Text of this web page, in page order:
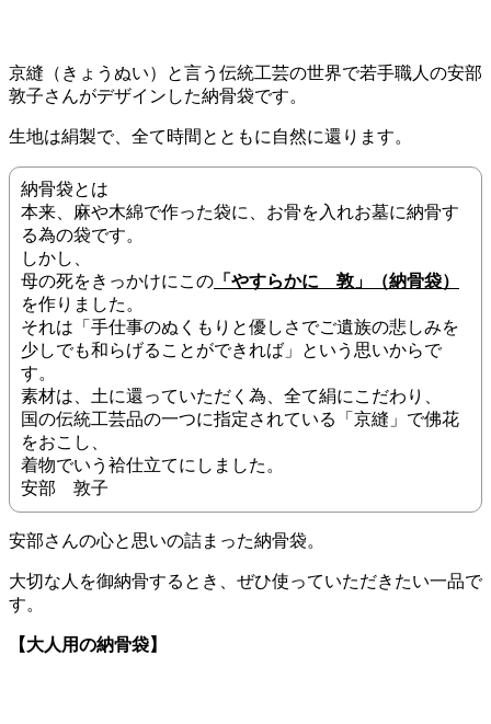
京縫（きょうぬい）と言う伝統工芸の世界で若手職人の安部
敦子さんがデザインした納骨袋です。
生地は絹製で、全て時間とともに自然に還ります。
納骨袋とは
本来、麻や木綿で作った袋に、お骨を入れお墓に納骨す
る為の袋です。
しかし、
母の死をきっかけにこの 「やすらかに 敦」（納骨袋）
を作りました。
それは「手仕事のぬくもりと優しさでご遺族の悲しみを
少しでも和らげることができれば」という思いからで
す。
素材は、土に還っていただく為、全て絹にこだわり、
国の伝統工芸品の一つに指定されている「京縫」で佛花
をおこし、
着物でいう袷仕立てにしました。
安部 敦子
安部さんの心と思いの詰まった納骨袋。
大切な人を御納骨するとき、ぜひ使っていただきたい一品で
す。
【大人用の納骨袋】